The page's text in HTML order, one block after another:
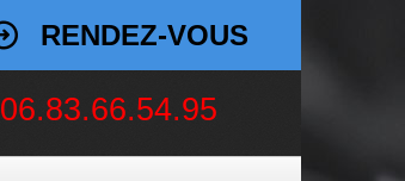
RENDEZ-VOUS
06.83.66.54.95